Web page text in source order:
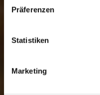
Präferenzen
Statistiken
Marketing